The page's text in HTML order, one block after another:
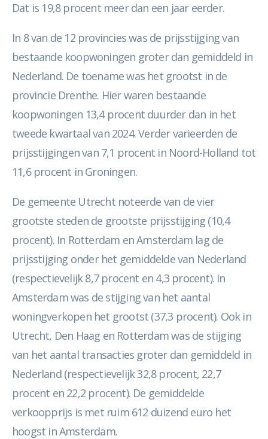
Dat is 19,8 procent meer dan een jaar eerder.
In 8 van de 12 provincies was de prijsstijging van
bestaande koopwoningen groter dan gemiddeld in
Nederland. De toename was het grootst in de
provincie Drenthe. Hier waren bestaande
koopwoningen 13,4 procent duurder dan in het
tweede kwartaal van 2024. Verder varieerden de
prijsstijgingen van 7,1 procent in Noord-Holland tot
11,6 procent in Groningen.
De gemeente Utrecht noteerde van de vier
grootste steden de grootste prijsstijging (10,4
procent). In Rotterdam en Amsterdam lag de
prijsstijging onder het gemiddelde van Nederland
(respectievelijk 8,7 procent en 4,3 procent). In
Amsterdam was de stijging van het aantal
woningverkopen het grootst (37,3 procent). Ook in
Utrecht, Den Haag en Rotterdam was de stijging
van het aantal transacties groter dan gemiddeld in
Nederland (respectievelijk 32,8 procent, 22,7
procent en 22,2 procent). De gemiddelde
verkoopprijs is met ruim 612 duizend euro het
hoogst in Amsterdam.